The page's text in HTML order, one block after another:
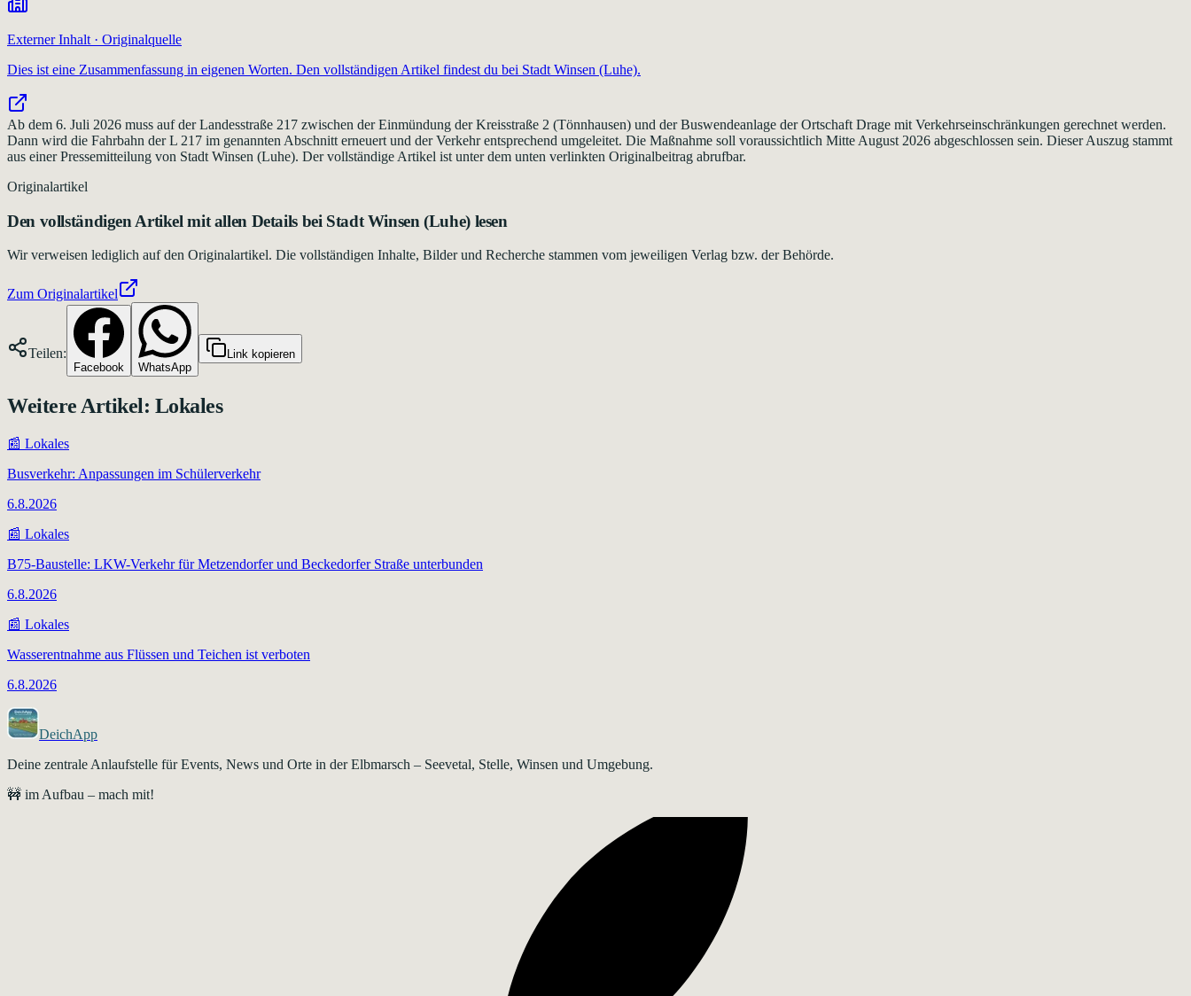
Externer Inhalt · Originalquelle
Dies ist eine Zusammenfassung in eigenen Worten. Den vollständigen Artikel findest du bei Stadt Winsen (Luhe).
Ab dem 6. Juli 2026 muss auf der Landesstraße 217 zwischen der Einmündung der Kreisstraße 2 (Tönnhausen) und der Buswendeanlage der Ortschaft Drage mit Verkehrseinschränkungen gerechnet werden.
Dann wird die Fahrbahn der L 217 im genannten Abschnitt erneuert und der Verkehr entsprechend umgeleitet. Die Maßnahme soll voraussichtlich Mitte August 2026 abgeschlossen sein. Dieser Auszug stammt
aus einer Pressemitteilung von Stadt Winsen (Luhe). Der vollständige Artikel ist unter dem unten verlinkten Originalbeitrag abrufbar.
Originalartikel
Den vollständigen Artikel mit allen Details bei Stadt Winsen (Luhe)lesen
Wir verweisen lediglich auf den Originalartikel. Die vollständigen Inhalte, Bilder und Recherche stammen vom jeweiligen Verlag bzw. der Behörde.
Zum Originalartikel
Teilen:
Facebook WhatsApp
Link kopieren
Weitere Artikel: Lokales
📰 Lokales
Busverkehr: Anpassungen im Schülerverkehr
6.8.2026
📰 Lokales
B75-Baustelle: LKW-Verkehr für Metzendorfer und Beckedorfer Straße unterbunden
6.8.2026
📰 Lokales
Wasserentnahme aus Flüssen und Teichen ist verboten
6.8.2026
DeichApp
Deine zentrale Anlaufstelle für Events, News und Orte in der Elbmarsch – Seevetal, Stelle, Winsen und Umgebung.
🚧 im Aufbau – mach mit!